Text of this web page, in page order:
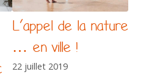
L’appel de la nature
… en ville !
22 juillet 2019